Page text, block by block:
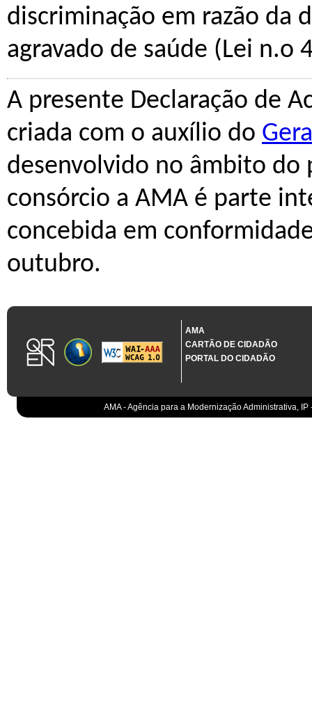
discriminação em razão da
agravado de saúde (Lei n.o
A presente Declaração de
criada com o auxílio do
desenvolvido no âmbito
consórcio a AMA é parte
concebida em
outubro.
AMA
CARTÃO DE CIDADÃO
PORTAL DO CIDADÃO
AMA - Agência para a Modernização Administrativa,